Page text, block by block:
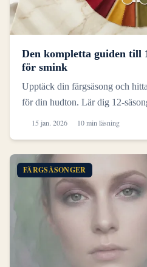
Den kompletta guiden till
för smink
Upptäck din färgsäsong och
för din hudton. Lär dig 12-
15 jan. 2026 10 min läsning
FÄRGSÄSONGER